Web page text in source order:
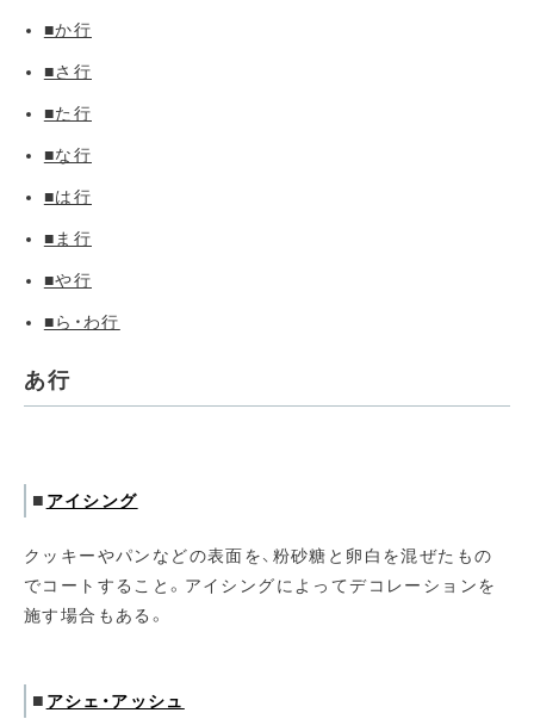
■か行
■さ行
■た行
■な行
■は行
■ま行
■や行
■ら・わ行
あ行
■ アイシング
クッキーやパンなどの表面を、粉砂糖と卵白を混ぜたもの
でコートすること。アイシングによってデコレーションを
施す場合もある。
■ アシェ・アッシュ